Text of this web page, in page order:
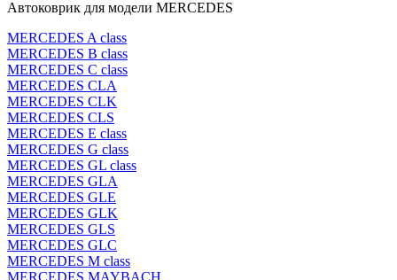
Автоковрик для модели MERCEDES
MERCEDES A class
MERCEDES B class
MERCEDES C class
MERCEDES CLA
MERCEDES CLK
MERCEDES CLS
MERCEDES E class
MERCEDES G class
MERCEDES GL class
MERCEDES GLA
MERCEDES GLE
MERCEDES GLK
MERCEDES GLS
MERCEDES GLC
MERCEDES M class
MERCEDES MAYBACH